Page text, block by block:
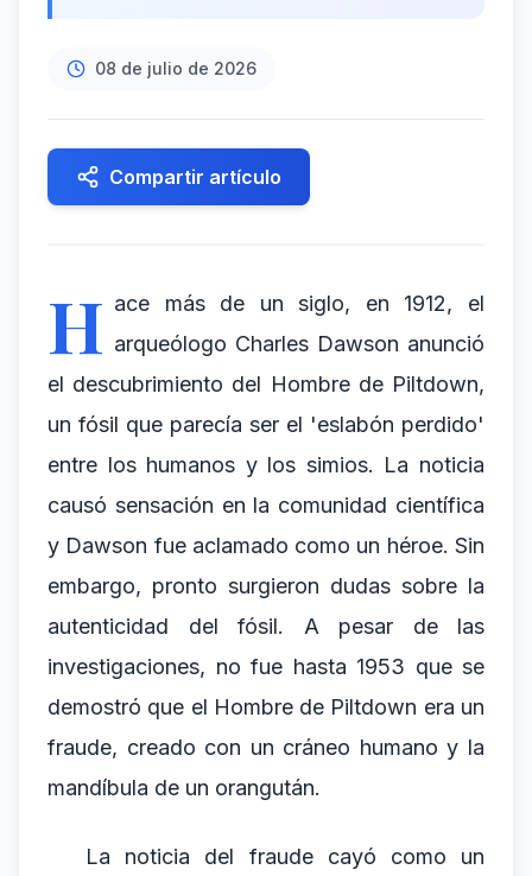
08 de julio de 2026
Compartir artículo
H ace más de un siglo, en 1912, el
arqueólogo Charles Dawson anunció
el descubrimiento del Hombre de Piltdown,
un fósil que parecía ser el 'eslabón perdido'
entre los humanos y los simios. La noticia
causó sensación en la comunidad científica
y Dawson fue aclamado como un héroe. Sin
embargo, pronto surgieron dudas sobre la
autenticidad del fósil. A pesar de las
investigaciones, no fue hasta 1953 que se
demostró que el Hombre de Piltdown era un
fraude, creado con un cráneo humano y la
mandíbula de un orangután.
La noticia del fraude cayó como un